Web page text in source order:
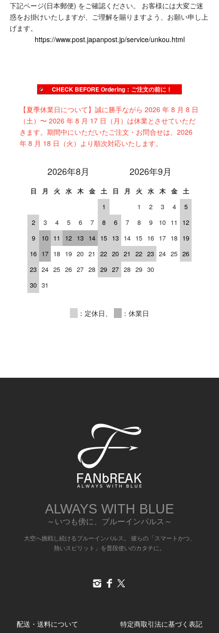
下記ページ(日本郵便) をご確認ください。
お客様には大変ご迷
惑をお掛けいたしますが、ご理解を賜りますよう、お願い申し上
げます。
https://www.post.japanpost.jp/service/unkou.html
CHECK BEFORE Ordering：ご注文の前に！
【夏季休業日について】誠に勝手ながら 2026 年 8 月 8 日
（土）〜 2026 年 8 月 17 日（月）は休業とさせていただ
きます。期間中にいただいたご注文・お問合せは、2026
年 8 月 18 日（火）より順次対応いたします。
2026年8月
日 月 火 水 木 金
土
1
2
3 4 5 6 7
8
9
10 11 12 13 14 15
16 17 18 19 20 21
22
23 24 25 26 27 28 29
30 31
2026年9月
日 月 火 水 木 金
土
1
2 3 4
5
6
7 8 9 10 11
12
13 14 15 16 17 18 19
20 21 22 23 24 25 26
27 28 29 30
：定休日、 ：休業日
ALWAYS WITH BLUE
～いつも傍に、ブルーインパルス～
大空へ挑戦し続けるブルーインパルス。 彼らの「スマートかつ、
熱いスピリット」を普段使いのカタチに。
配送・送料について 特定商取引法に基づく表記